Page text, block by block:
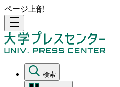
ページ上部
density_medium
検索